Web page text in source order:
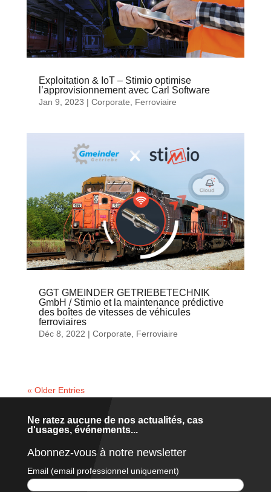
Exploitation & IoT – Stimio optimise
l’approvisionnement avec Carl Software
Jan 9, 2023 | Corporate Ferroviaire
GGT GMEINDER GETRIEBETECHNIK
GmbH / Stimio et la maintenance prédictive
des boîtes de vitesses de véhicules
ferroviaires
Déc 8, 2022 | Corporate, Ferroviaire
« Older Entries
Ne ratez aucune de nos actualités, cas
d'usages, événements...
Abonnez-vous à notre newsletter
Email (email professionnel uniquement)